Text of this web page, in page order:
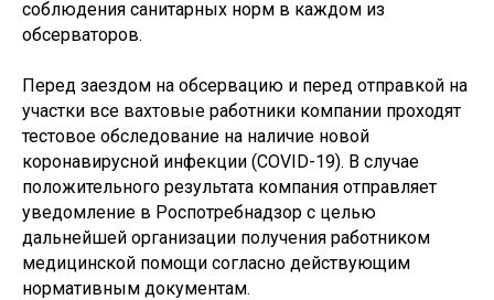
соблюдения санитарных норм в каждом из
обсерваторов.
Перед заездом на обсервацию и перед отправкой на
участки все вахтовые работники компании проходят
тестовое обследование на наличие новой
коронавирусной инфекции (COVID-19). В случае
положительного результата компания отправляет
уведомление в Роспотребнадзор с целью
дальнейшей организации получения работником
медицинской помощи согласно действующим
нормативным документам.